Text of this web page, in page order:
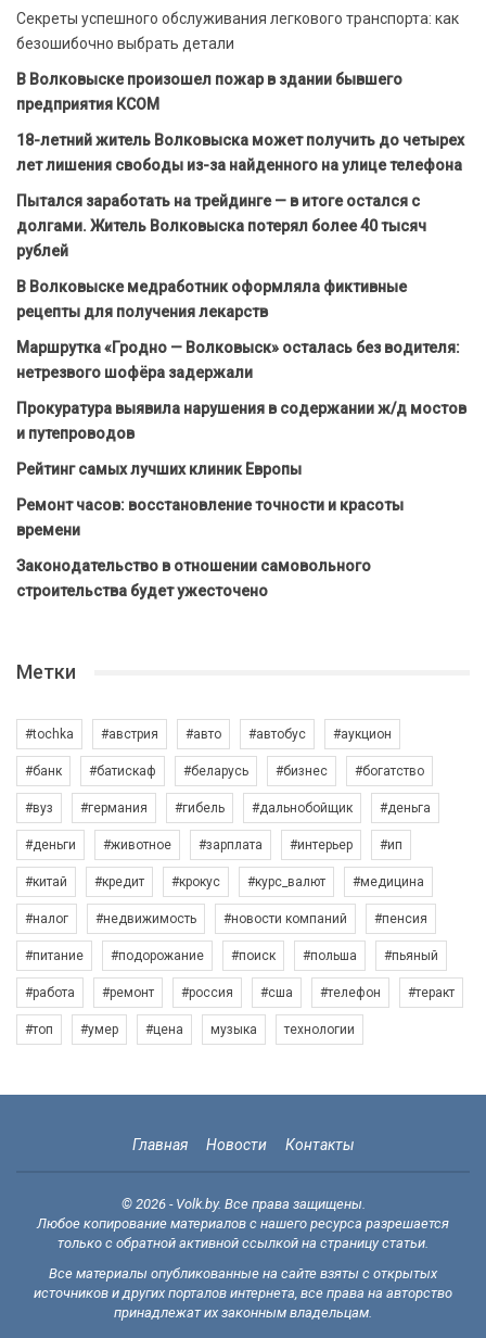
Секреты успешного обслуживания легкового транспорта: как
безошибочно выбрать детали
В Волковыске произошел пожар в здании бывшего
предприятия КСОМ
18-летний житель Волковыска может получить до четырех
лет лишения свободы из-за найденного на улице телефона
Пытался заработать на трейдинге — в итоге остался с
долгами. Житель Волковыска потерял более 40 тысяч
рублей
В Волковыске медработник оформляла фиктивные
рецепты для получения лекарств
Маршрутка «Гродно — Волковыск» осталась без водителя:
нетрезвого шофёра задержали
Прокуратура выявила нарушения в содержании ж/д мостов
и путепроводов
Рейтинг самых лучших клиник Европы
Ремонт часов: восстановление точности и красоты
времени
Законодательство в отношении самовольного
строительства будет ужесточено
Метки
#tochka #австрия #авто #автобус #аукцион
#банк #батискаф #беларусь #бизнес #богатство
#вуз #германия #гибель #дальнобойщик #деньга
#деньги #животное #зарплата #интерьер #ип
#китай #кредит #крокус #курс_валют #медицина
#налог #недвижимость #новости компаний #пенсия
#питание #подорожание #поиск #польша #пьяный
#работа #ремонт #россия #сша #телефон #теракт
#топ #умер #цена музыка технологии
Главная Новости Контакты
© 2026 - Volk.by. Все права защищены.
Любое копирование материалов с нашего ресурса разрешается
только с обратной активной ссылкой на страницу статьи.
Все материалы опубликованные на сайте взяты с открытых
источников и других порталов интернета, все права на авторство
принадлежат их законным владельцам.